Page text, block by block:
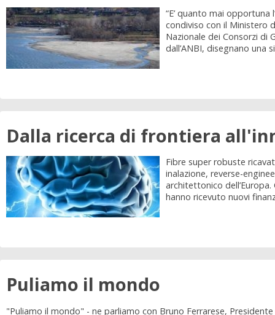
“E’ quanto mai opportuna
condiviso con il Ministero
Nazionale dei Consorzi di
dall’ANBI, disegnano una
Dalla ricerca di frontiera
Fibre super robuste
inalazione, reverse-
architettonico
hanno ricevuto nuovi
Puliamo il mondo
"Puliamo il mondo" - ne parliamo con Bruno Ferrarese,